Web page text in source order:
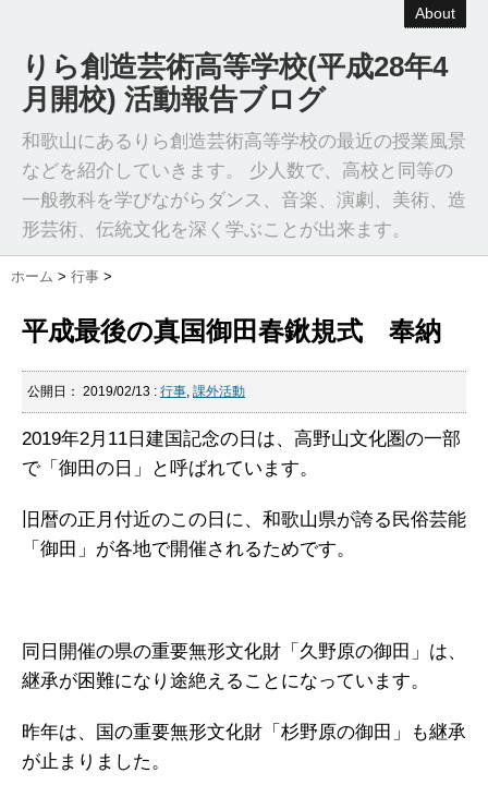
About
りら創造芸術高等学校(平成28年4
月開校) 活動報告ブログ
和歌山にあるりら創造芸術高等学校の最近の授業風景
などを紹介していきます。 少人数で、高校と同等の
一般教科を学びながらダンス、音楽、演劇、美術、造
形芸術、伝統文化を深く学ぶことが出来ます。
ホーム > 行事 >
平成最後の真国御田春鍬規式 奉納
公開日： 2019/02/13 : 行事, 課外活動
2019年2月11日建国記念の日は、高野山文化圏の一部
で「御田の日」と呼ばれています。
旧暦の正月付近のこの日に、和歌山県が誇る民俗芸能
「御田」が各地で開催されるためです。
同日開催の県の重要無形文化財「久野原の御田」は、
継承が困難になり途絶えることになっています。
昨年は、国の重要無形文化財「杉野原の御田」も継承
が止まりました。